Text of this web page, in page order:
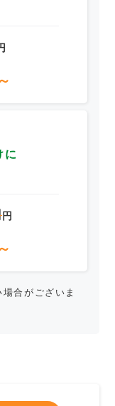
に
円
合がございま